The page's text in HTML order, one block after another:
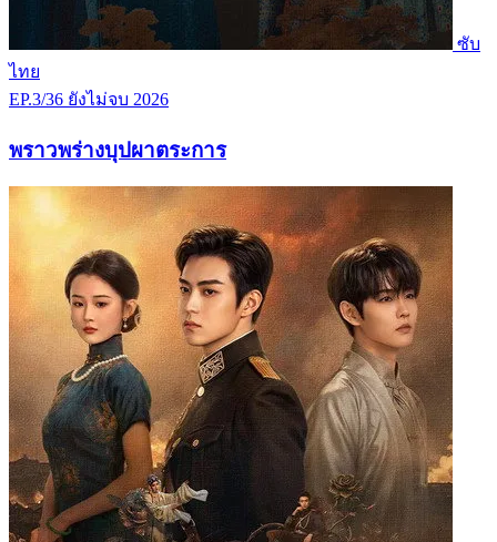
ซับ
ไทย
EP.3/36 ยังไม่จบ 2026
พราวพร่างบุปผาตระการ